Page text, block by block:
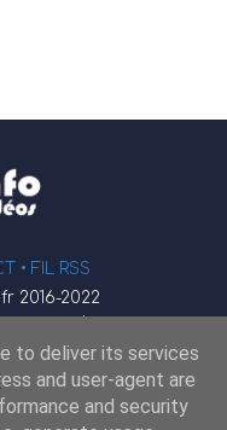
• FIL RSS
2016-2022
φ
to deliver its services
and user-agent are
and security